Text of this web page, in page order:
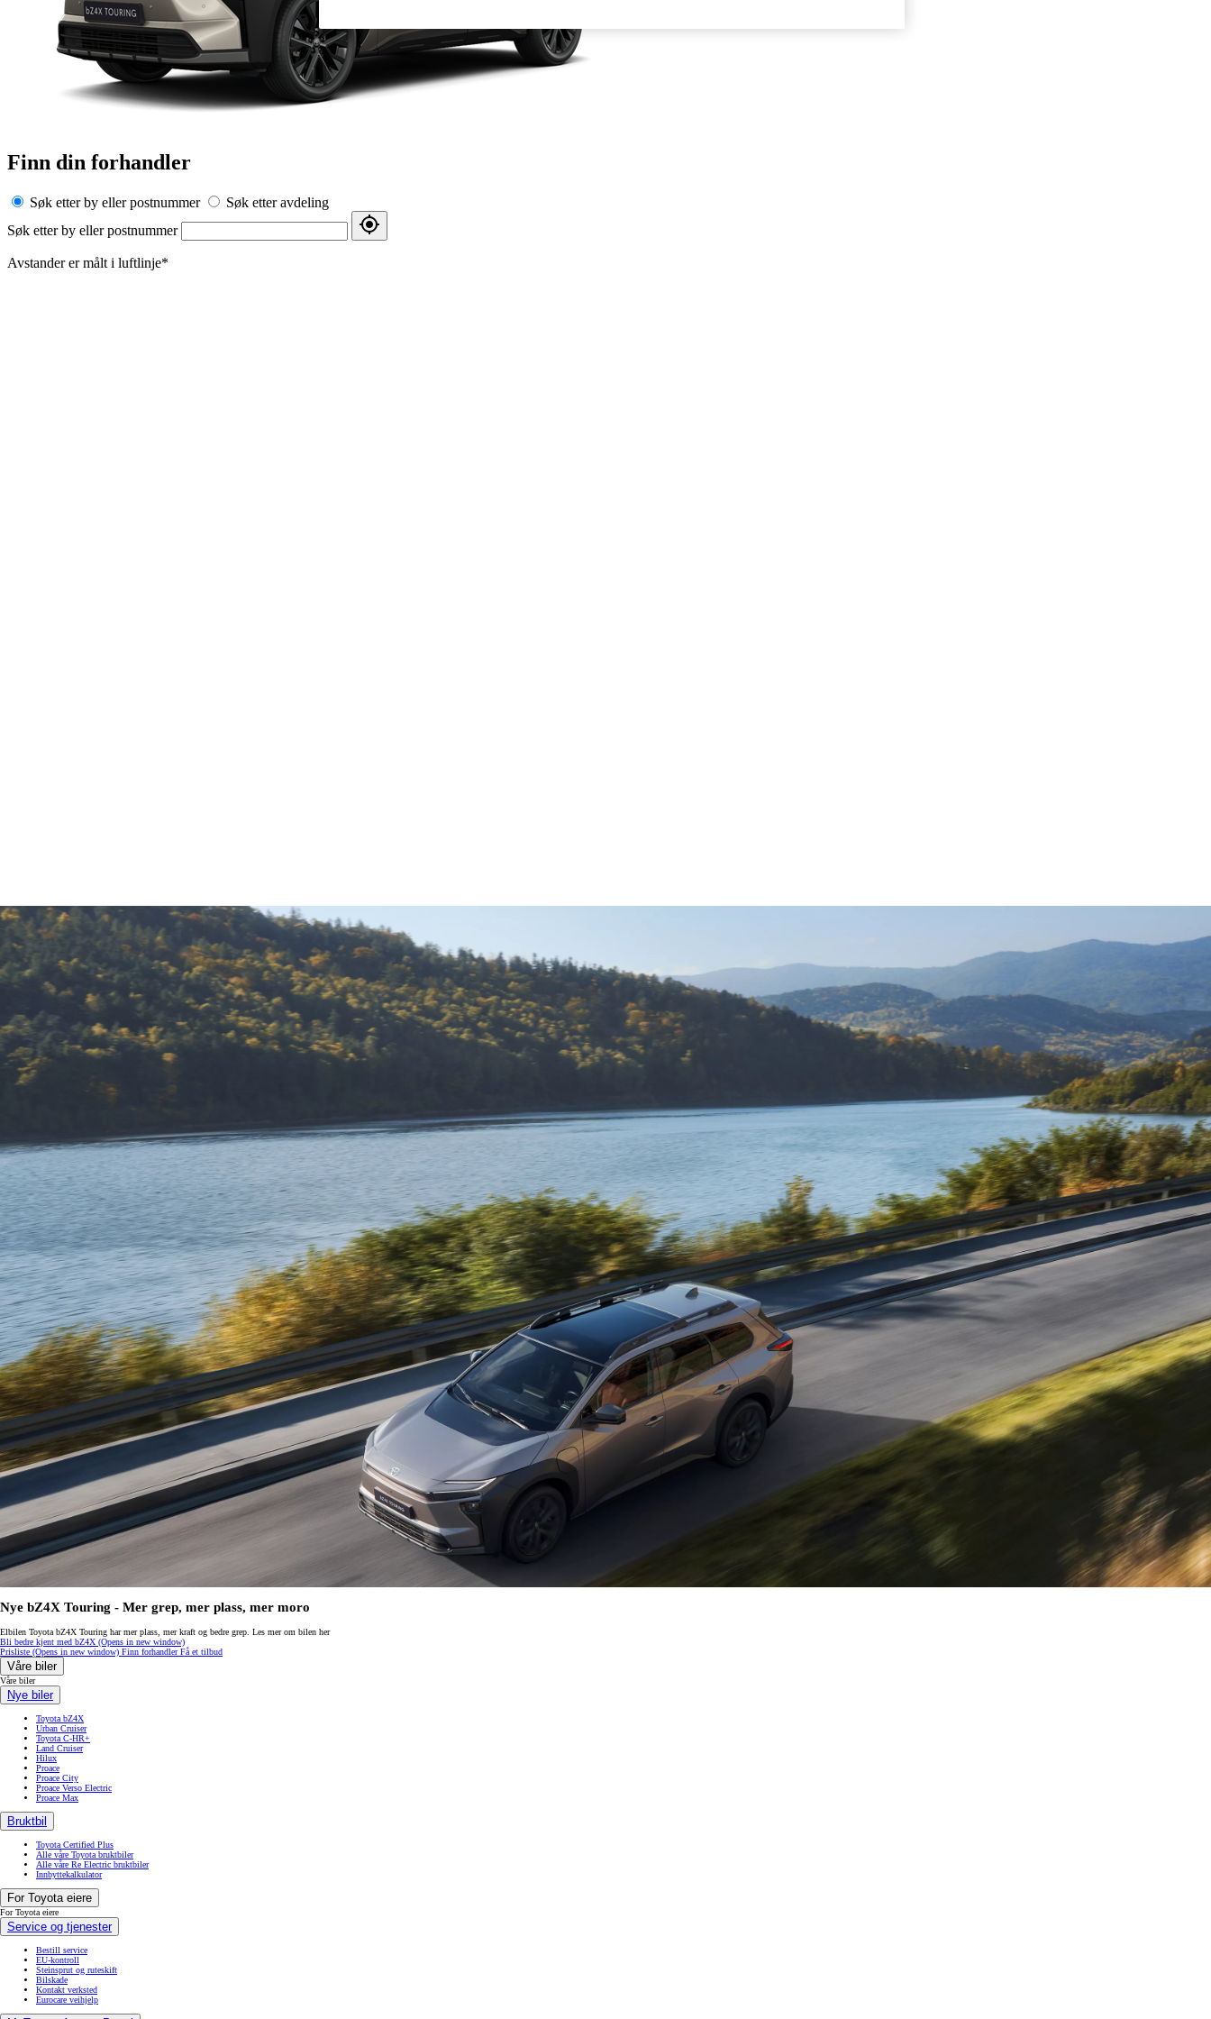
Fra kr 667 300 inkl. MVA
ELEKTRISK
Nye bZ4X Touring - Mer grep, mer plass, mer moro
Elbilen Toyota bZ4X Touring har mer plass, mer kraft og bedre grep. Les mer om bilen her
Bli bedre kjent med bZ4X (Opens in new window)
Prisliste (Opens in new window) Finn forhandlerFå et tilbud
Våre biler
Våre biler
Nye biler
Toyota bZ4X
Urban Cruiser
Toyota C-HR+
Land Cruiser
Hilux
Proace
Proace City
Proace Verso Electric
Proace Max
Bruktbil
Toyota Certified Plus
Alle våre Toyota bruktbiler
Alle våre Re Electric bruktbiler
Innbyttekalkulator
For Toyota eiere
For Toyota eiere
Service og tjenester
Bestill service
EU-kontroll
Steinsprut og ruteskift
Bilskade
Kontakt verksted
Eurocare veihjelp